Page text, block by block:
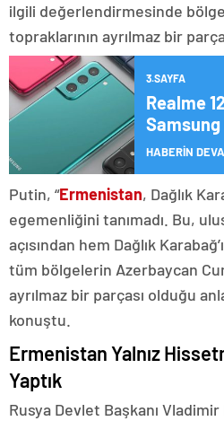
ilgili değerlendirmesinde
topraklarının ayrılmaz bir
3.SAYFA
Realme
Samsung
Hangisi
HABERİN
Putin, “Ermenistan, Dağlık
egemenliğini tanımadı. Bu,
açısından hem Dağlık
tüm bölgelerin Azerbaycan
ayrılmaz bir parçası olduğu
konuştu.
Ermenistan Yalnız
Yaptık
Rusya Devlet Başkanı